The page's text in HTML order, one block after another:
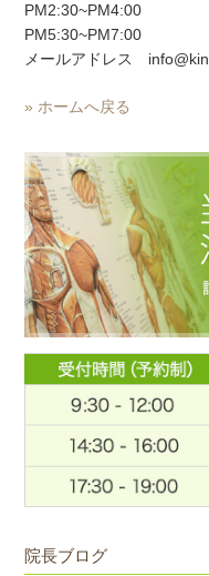
PM2:30~PM4:00
PM5:30~PM7:00
メールアドレス
» ホームへ戻る
院長ブログ